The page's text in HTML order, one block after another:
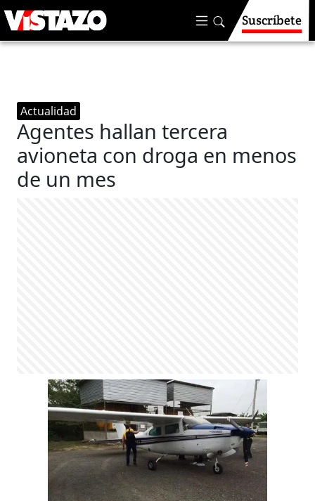
Suscríbete
Actualidad
Agentes hallan tercera
avioneta con droga en menos
de un mes